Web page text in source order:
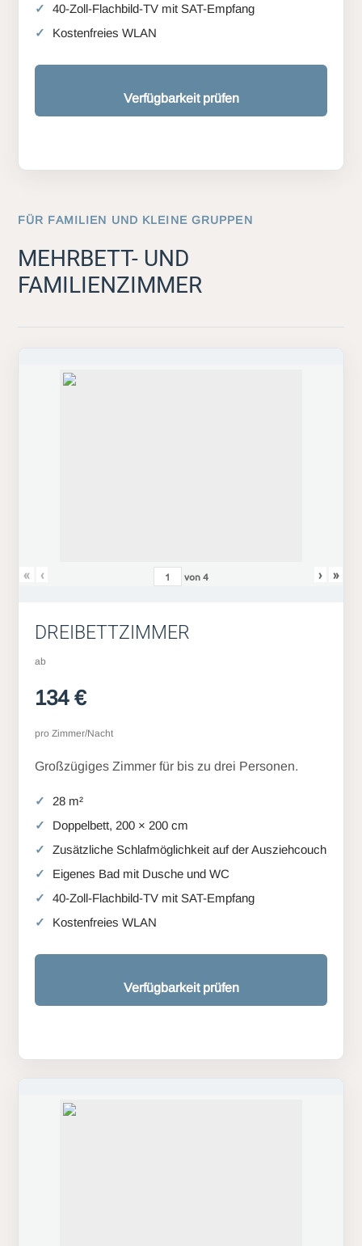
40-Zoll-Flachbild-TV mit SAT-Empfang
Kostenfreies WLAN
Verfügbarkeit prüfen
FÜR FAMILIEN UND KLEINE GRUPPEN
MEHRBETT- UND
FAMILIENZIMMER
« ‹ von4 › »
DREIBETTZIMMER
ab
134 €
pro Zimmer/Nacht
Großzügiges Zimmer für bis zu drei Personen.
28 m²
Doppelbett, 200 × 200 cm
Zusätzliche Schlafmöglichkeit auf der Ausziehcouch
Eigenes Bad mit Dusche und WC
40-Zoll-Flachbild-TV mit SAT-Empfang
Kostenfreies WLAN
Verfügbarkeit prüfen